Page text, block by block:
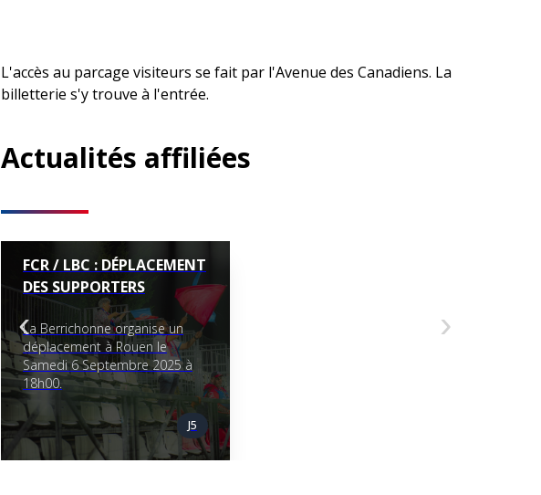
L'accès au parcage visiteurs se fait par l'Avenue des Canadiens. La
billetterie s'y trouve à l'entrée.
Actualités affiliées
FCR / LBC : DÉPLACEMENT
DES SUPPORTERS
La Berrichonne organise un
déplacement à Rouen le
Samedi 6 Septembre 2025 à
18h00.
J5
‹ ›